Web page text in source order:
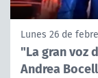
Lunes 26 de
"La gran voz
Andrea